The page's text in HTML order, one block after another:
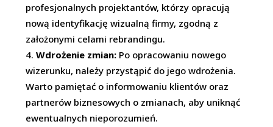
profesjonalnych projektantów, którzy opracują
nową identyfikację wizualną firmy, zgodną z
założonymi celami rebrandingu.
Wdrożenie zmian: Po opracowaniu nowego
wizerunku, należy przystąpić do jego wdrożenia.
Warto pamiętać o informowaniu klientów oraz
partnerów biznesowych o zmianach, aby uniknąć
ewentualnych nieporozumień.